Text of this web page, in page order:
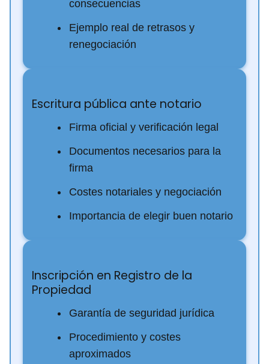
consecuencias
Ejemplo real de retrasos y
renegociación
Escritura pública ante notario
Firma oficial y verificación legal
Documentos necesarios para la
firma
Costes notariales y negociación
Importancia de elegir buen notario
Inscripción en Registro de la
Propiedad
Garantía de seguridad jurídica
Procedimiento y costes
aproximados